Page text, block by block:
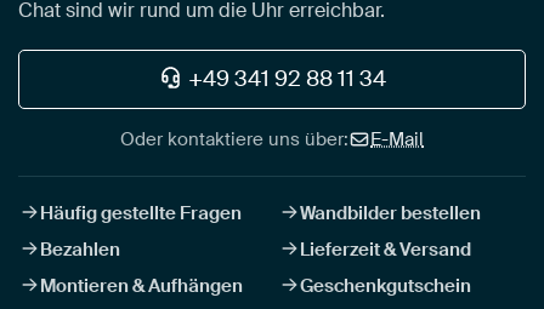
Chat sind wir rund um die Uhr erreichbar.
+49 341 92 88 11 34
Oder kontaktiere uns über: E-Mail
Häufig gestellte Fragen
Wandbilder bestellen
Bezahlen
Lieferzeit & Versand
Montieren & Aufhängen
Geschenkgutschein